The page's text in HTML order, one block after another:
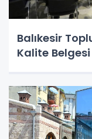
Balıkesir
Kalite Belgesi